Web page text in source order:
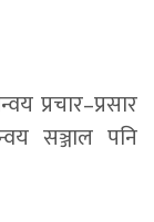
प्रचार–प्रसार
सञ्जाल पनि